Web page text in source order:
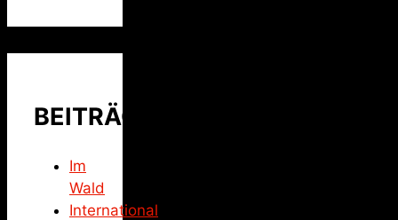
BEITRÄGE
Im
Wald
International